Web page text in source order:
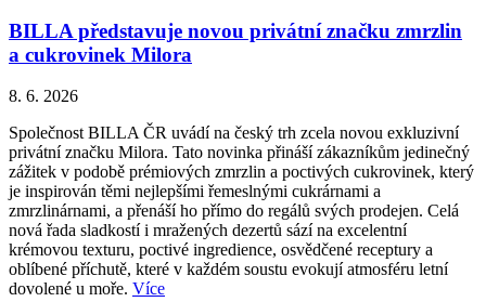
BILLA představuje novou privátní značku zmrzlin
a cukrovinek Milora
8. 6. 2026
Společnost BILLA ČR uvádí na český trh zcela novou exkluzivní
privátní značku Milora. Tato novinka přináší zákazníkům jedinečný
zážitek v podobě prémiových zmrzlin a poctivých cukrovinek, který
je inspirován těmi nejlepšími řemeslnými cukrárnami a
zmrzlinárnami, a přenáší ho přímo do regálů svých prodejen. Celá
nová řada sladkostí i mražených dezertů sází na excelentní
krémovou texturu, poctivé ingredience, osvědčené receptury a
oblíbené příchutě, které v každém soustu evokují atmosféru letní
dovolené u moře. Více